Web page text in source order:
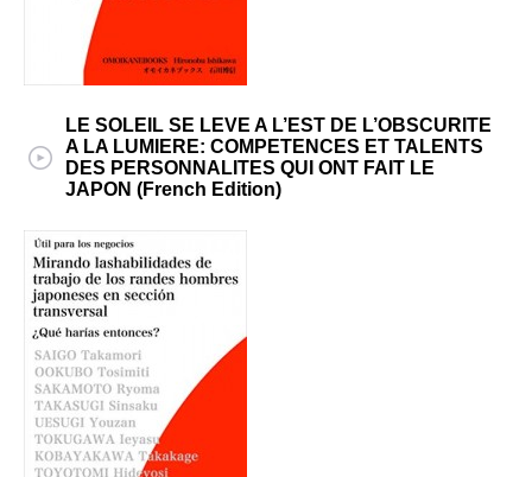
LE SOLEIL SE LEVE A L’EST DE L’OBSCURITE
A LA LUMIERE: COMPETENCES ET TALENTS
DES PERSONNALITES QUI ONT FAIT LE
JAPON (French Edition)